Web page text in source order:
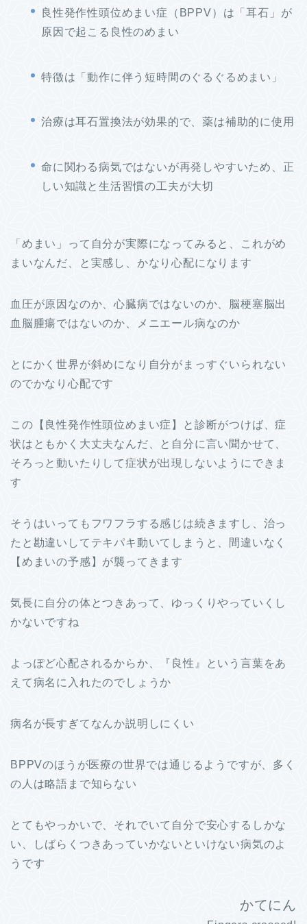
良性発作性頭位めまい症（BPPV）は「耳石」が
原因で起こる良性のめまい
特徴は「動作に伴う短時間のぐるぐるめまい」
治療は耳石置換法が効果的で、薬は補助的に使用
命に関わる病気ではないが再発しやすいため、正
しい知識と生活習慣の工夫が大切
「めまい」って自分が実際になってみると、これがめ
まいなんだ、と実感し、かなり心配になります
血圧が原因なのか、心臓病ではないのか、脳梗塞脳出
血脳腫瘍ではないのか、メニエール病なのか
とにかく世界が斜めになり自分がまっすぐいられない
のでかなり心配です
この【良性発作性頭位めまい症】と診断がつけば、症
状はともかく大丈夫なんだ、と自分に言い聞かせて、
そろっと動いたりして症状が出現しないようにできま
す
そうはいってもフワフラする感じは続きますし、治っ
たと勘違いしてテキパキ動いてしまうと、間違いなく
【めまいの予感】が襲ってきます
気長に自分の体とつきあって、ゆっくりやっていくし
かないですね
よっぽど心配されるからか、『良性』という言葉をあ
えて病名に入れたのでしょうか
病名が長すぎてなんか説明しにくい
BPPVのほうが医療の世界では通じるようですが、多く
の人は略語まで知らない
とてもやっかいで、それでいて自分で安心するしかな
い、しばらくつきあっていかないといけない病気のよ
うです
かてにん